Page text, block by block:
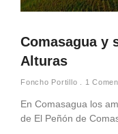
Comasagua y
Alturas
Foncho Portillo 1
En Comasagua los
de El Peñón de